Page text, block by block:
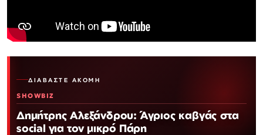
ΔΙΑΒΆΣΤΕ ΑΚΌΜΗ
SHOWBIZ
Δημήτρης Αλεξάνδρου: Άγριος καβγάς στα
social για τον μικρό Πάρη